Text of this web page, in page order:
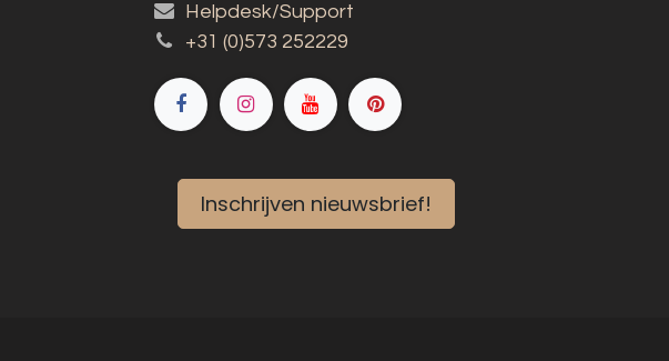
Helpdesk/Support
+31 (0)573 252229
Inschrijven nieuwsbrief!